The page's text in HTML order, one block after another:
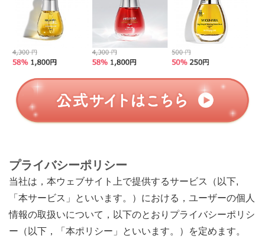
プライバシーポリシー
当社は，本ウェブサイト上で提供するサービス（以下,
「本サービス」といいます。）における，ユーザーの個人
情報の取扱いについて，以下のとおりプライバシーポリシ
ー（以下，「本ポリシー」といいます。）を定めます。